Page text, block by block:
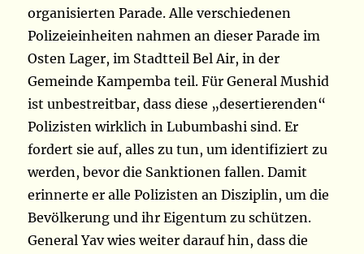
organisierten Parade. Alle verschiedenen
Polizeieinheiten nahmen an dieser Parade im
Osten Lager, im Stadtteil Bel Air, in der
Gemeinde Kampemba teil. Für General Mushid
ist unbestreitbar, dass diese „desertierenden“
Polizisten wirklich in Lubumbashi sind. Er
fordert sie auf, alles zu tun, um identifiziert zu
werden, bevor die Sanktionen fallen. Damit
erinnerte er alle Polizisten an Disziplin, um die
Bevölkerung und ihr Eigentum zu schützen.
General Yav wies weiter darauf hin, dass die